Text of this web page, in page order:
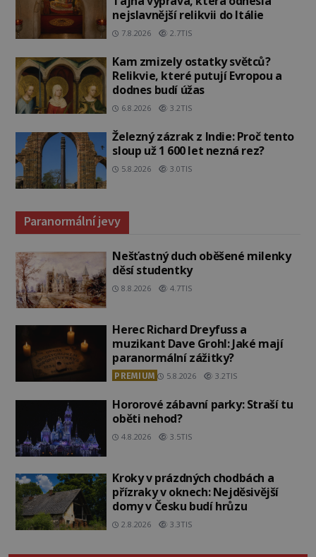
nejslavnější relikvii do Itálie
7.8.2026 2.7TIS
Kam zmizely ostatky světců?
Relikvie, které putují Evropou a
dodnes budí úžas
6.8.2026 3.2TIS
Železný zázrak z Indie: Proč tento
sloup už 1 600 let nezná rez?
5.8.2026 3.0TIS
Paranormální jevy
Nešťastný duch oběšené milenky
děsí studentky
8.8.2026 4.7TIS
Herec Richard Dreyfuss a
muzikant Dave Grohl: Jaké mají
paranormální zážitky?
PREMIUM 5.8.2026 3.2TIS
Hororové zábavní parky: Straší tu
oběti nehod?
4.8.2026 3.5TIS
Kroky v prázdných chodbách a
přízraky v oknech: Nejděsivější
domy v Česku budí hrůzu
2.8.2026 3.3TIS